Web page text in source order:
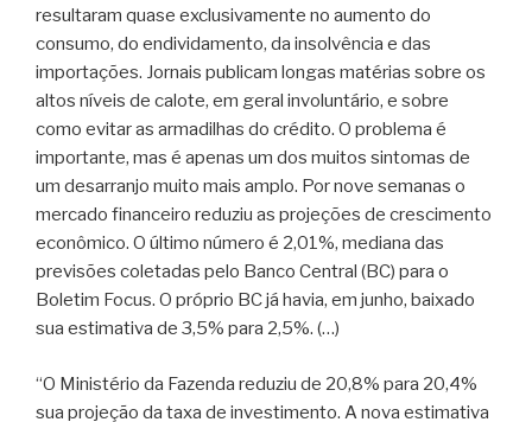
resultaram quase exclusivamente no aumento do
consumo, do endividamento, da insolvência e das
importações. Jornais publicam longas matérias sobre os
altos níveis de calote, em geral involuntário, e sobre
como evitar as armadilhas do crédito. O problema é
importante, mas é apenas um dos muitos sintomas de
um desarranjo muito mais amplo. Por nove semanas o
mercado financeiro reduziu as projeções de crescimento
econômico. O último número é 2,01%, mediana das
previsões coletadas pelo Banco Central (BC) para o
Boletim Focus. O próprio BC já havia, em junho, baixado
sua estimativa de 3,5% para 2,5%. (…)
“O Ministério da Fazenda reduziu de 20,8% para 20,4%
sua projeção da taxa de investimento. A nova estimativa